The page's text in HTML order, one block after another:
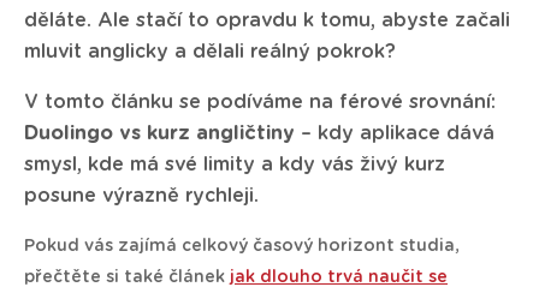
děláte. Ale stačí to opravdu k tomu, abyste začali
mluvit anglicky a dělali reálný pokrok?
V tomto článku se podíváme na férové srovnání:
Duolingo vs kurz angličtiny – kdy aplikace dává
smysl, kde má své limity a kdy vás živý kurz
posune výrazně rychleji.
Pokud vás zajímá celkový časový horizont studia,
přečtěte si také článek jak dlouho trvá naučit se